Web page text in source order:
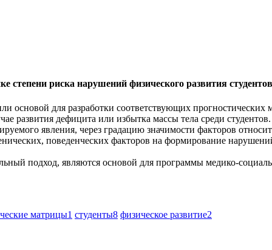
степени риска нарушений физического развития
основой для разработки соответствующих
развития дефицита или избытка массы тела среди
явления, через градацию значимости факторов
поведенческих факторов на формирование
подход, являются основой для программы медико-
матрицы1 студенты8 физическое развитие2